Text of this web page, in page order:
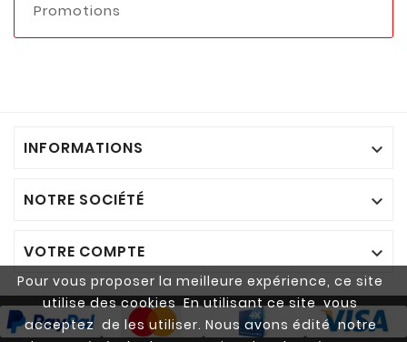
Pour vous proposer la meilleure expérience, ce site
utilise des cookies En utilisant ce site vous
acceptez de les utiliser. Nous avons édité notre
Promotions
INFORMATIONS 
NOTRE SOCIÉTÉ 
VOTRE COMPTE 